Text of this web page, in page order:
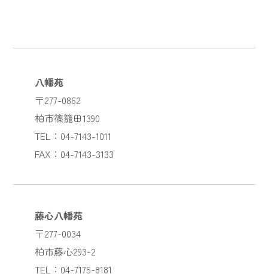
八幡苑
〒277-0862
柏市篠籠田1390
TEL：04-7143-1011
FAX：04-7143-3133
藤心八幡苑
〒277-0034
柏市藤心293-2
TEL：04-7175-8181